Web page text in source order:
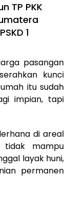
TP PKK
1
pasangan
kunci
itu sudah
impian, tapi
di areal
tidak mampu
layak huni,
permanen